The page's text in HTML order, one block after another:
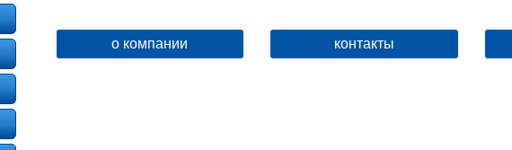
о компании контакты